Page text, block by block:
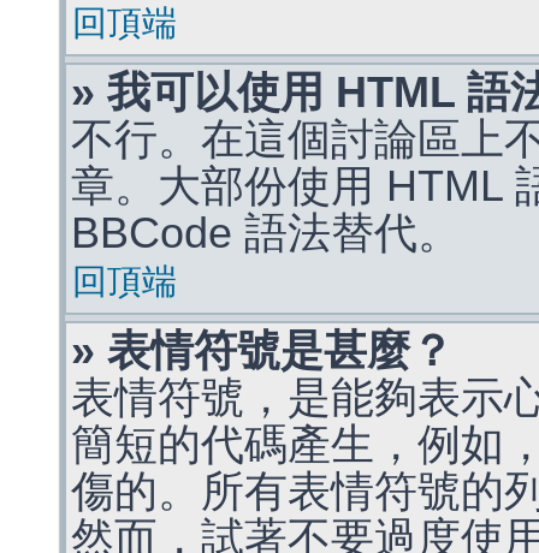
回頂端
» 我可以使用 HTML 語
不行。在這個討論區上
章。大部份使用 HTML
BBCode 語法替代。
回頂端
» 表情符號是甚麼？
表情符號，是能夠表示
簡短的代碼產生，例如
傷的。所有表情符號的
然而，試著不要過度使